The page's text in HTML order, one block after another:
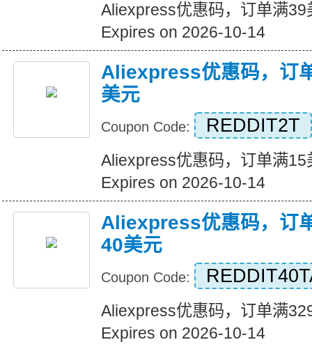
Aliexpress优惠码，订单满39
Expires on 2026-10-14
Aliexpress优惠码，订
美元
Coupon Code: REDDIT2T
Aliexpress优惠码，订单满15
Expires on 2026-10-14
Aliexpress优惠码，订
40美元
Coupon Code:
Aliexpress优惠码，订单满
Expires on 2026-10-14